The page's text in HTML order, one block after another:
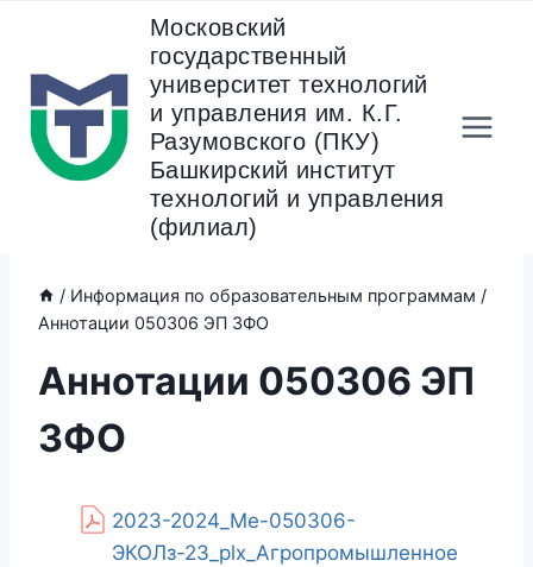
содержанию
Московский
государственный
университет технологий
и управления им. К.Г.
Разумовского (ПКУ)
Башкирский институт
технологий и управления
(филиал)
/ Информация по образовательным программам /
Аннотации 050306 ЭП ЗФО
Аннотации 050306 ЭП
ЗФО
2023-2024_Ме-050306-
ЭКОЛз-23_plx_Агропромышленное